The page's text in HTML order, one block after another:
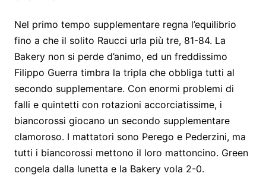
Nel primo tempo supplementare regna l’equilibrio
fino a che il solito Raucci urla più tre, 81-84. La
Bakery non si perde d’animo, ed un freddissimo
Filippo Guerra timbra la tripla che obbliga tutti al
secondo supplementare. Con enormi problemi di
falli e quintetti con rotazioni accorciatissime, i
biancorossi giocano un secondo supplementare
clamoroso. I mattatori sono Perego e Pederzini, ma
tutti i biancorossi mettono il loro mattoncino. Green
congela dalla lunetta e la Bakery vola 2-0.